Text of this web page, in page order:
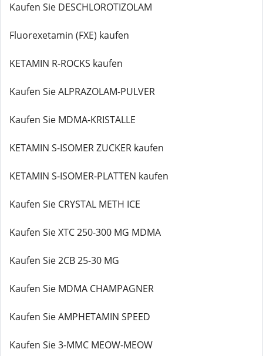
Kaufen Sie DESCHLOROTIZOLAM
Fluorexetamin (FXE) kaufen
KETAMIN R-ROCKS kaufen
Kaufen Sie ALPRAZOLAM-PULVER
Kaufen Sie MDMA-KRISTALLE
KETAMIN S-ISOMER ZUCKER kaufen
KETAMIN S-ISOMER-PLATTEN kaufen
Kaufen Sie CRYSTAL METH ICE
Kaufen Sie XTC 250-300 MG MDMA
Kaufen Sie 2CB 25-30 MG
Kaufen Sie MDMA CHAMPAGNER
Kaufen Sie AMPHETAMIN SPEED
Kaufen Sie 3-MMC MEOW-MEOW